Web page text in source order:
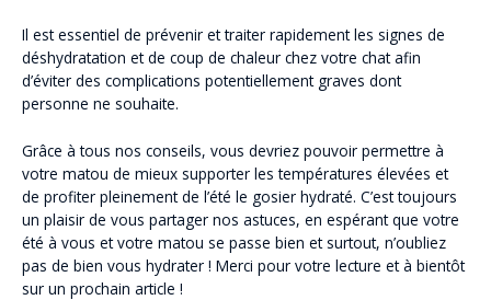
Il est essentiel de prévenir et traiter rapidement les signes de
déshydratation et de coup de chaleur chez votre chat afin
d’éviter des complications potentiellement graves dont
personne ne souhaite.
Grâce à tous nos conseils, vous devriez pouvoir permettre à
votre matou de mieux supporter les températures élevées et
de profiter pleinement de l’été le gosier hydraté. C’est toujours
un plaisir de vous partager nos astuces, en espérant que votre
été à vous et votre matou se passe bien et surtout, n’oubliez
pas de bien vous hydrater ! Merci pour votre lecture et à bientôt
sur un prochain article !